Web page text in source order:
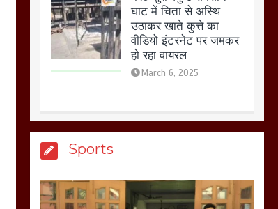
होलिका रखने पर लात मार
कर होलिका को किया तहस
नहस,मोहल्ले वालों के साथ
की गई गाली गलोच ,कहा
March 11, 2025
सालीकिन को शहर काजी
नहीं बनने देना चाहते सुने
Sports